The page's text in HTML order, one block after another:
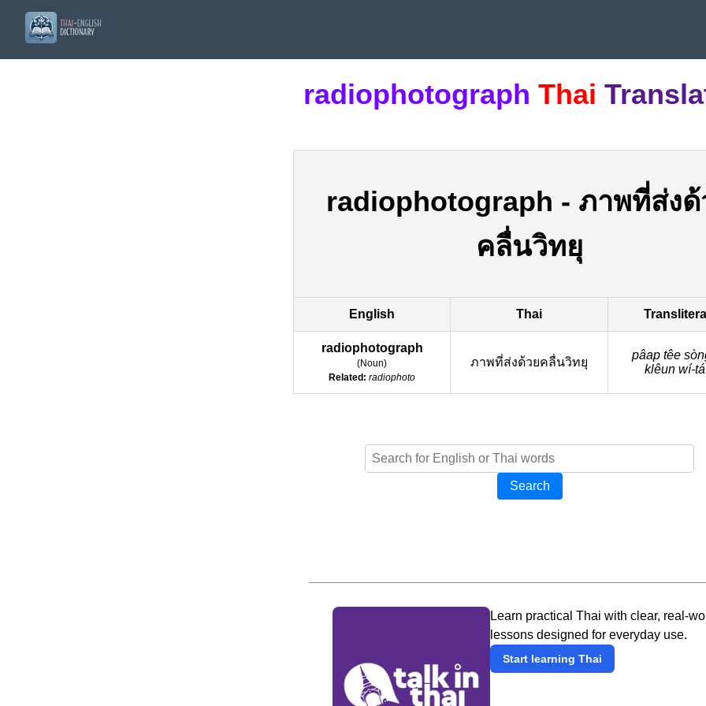
radiophotograph Thai
radiophotograph - ภาพที่ส่งด้
คลื่นวิทยุ
English Thai
radiophotograph
(Noun)
Related: radiophoto
ภาพที่ส่งด้วยคลื่นวิทยุ
pâap têe
klêun wí-
Search
Learn practical Thai with clear, real-
lessons designed for everyday use.
Start learning Thai